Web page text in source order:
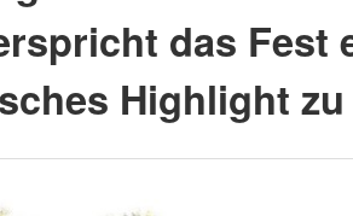
das Fest
Highlight